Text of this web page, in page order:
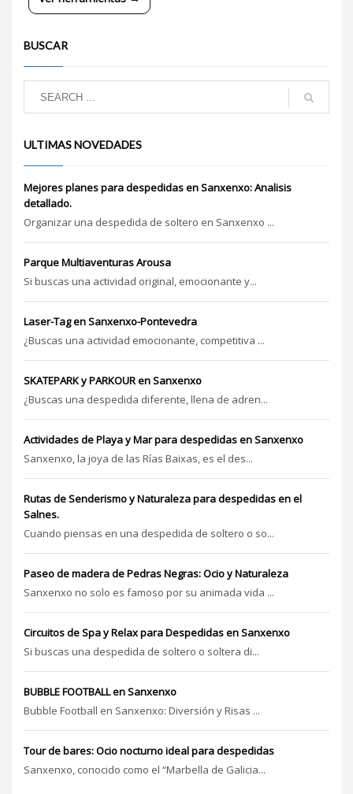
BUSCAR
ULTIMAS NOVEDADES
Mejores planes para despedidas en Sanxenxo: Analisis
detallado.
Organizar una despedida de soltero en Sanxenxo ...
Parque Multiaventuras Arousa
Si buscas una actividad original, emocionante y...
Laser-Tag en Sanxenxo-Pontevedra
¿Buscas una actividad emocionante, competitiva ...
SKATEPARK y PARKOUR en Sanxenxo
¿Buscas una despedida diferente, llena de adren...
Actividades de Playa y Mar para despedidas en Sanxenxo
Sanxenxo, la joya de las Rías Baixas, es el des...
Rutas de Senderismo y Naturaleza para despedidas en el
Salnes.
Cuando piensas en una despedida de soltero o so...
Paseo de madera de Pedras Negras: Ocio y Naturaleza
Sanxenxo no solo es famoso por su animada vida ...
Circuitos de Spa y Relax para Despedidas en Sanxenxo
Si buscas una despedida de soltero o soltera di...
BUBBLE FOOTBALL en Sanxenxo
Bubble Football en Sanxenxo: Diversión y Risas ...
Tour de bares: Ocio nocturno ideal para despedidas
Sanxenxo, conocido como el “Marbella de Galicia...